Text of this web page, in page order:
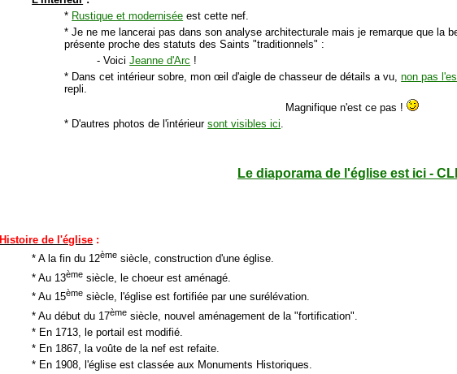
* Rustique et modernisée est cette nef.
* Je ne me lancerai pas dans son analyse architecturale mais je remarque que la
présente proche des statuts des Saints "traditionnels" :
- VoiciJeanne d'Arc !
* Dans cet intérieur sobre, mon œil d'aigle de chasseur de détails a vu,non pas
repli.
Magnifique n'est ce pas !
* D'autres photos de l'intérieursont visibles ici.
Le diaporama de l'église est ici -
Histoire de l'église :
* A la fin du 12ème siècle, construction d'une église.
* Au 13ème siècle, le choeur est aménagé.
* Au 15ème siècle, l'église est fortifiée par une surélévation.
* Au début du 17ème siècle, nouvel aménagement de la "fortification".
* En 1713, le portail est modifié.
* En 1867, la voûte de la nef est refaite.
* En 1908, l'église est classée aux Monuments Historiques.